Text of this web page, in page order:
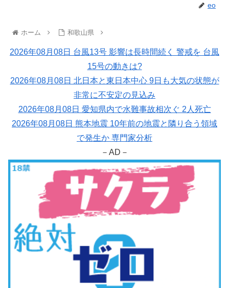
eo
ホーム 和歌山県
2026年08月08日 台風13号 影響は長時間続く 警戒を 台風
15号の動きは?
2026年08月08日 北日本と東日本中心 9日も大気の状態が
非常に不安定の見込み
2026年08月08日 愛知県内で水難事故相次ぐ 2人死亡
2026年08月08日 熊本地震 10年前の地震と隣り合う領域
で発生か 専門家分析
－AD－